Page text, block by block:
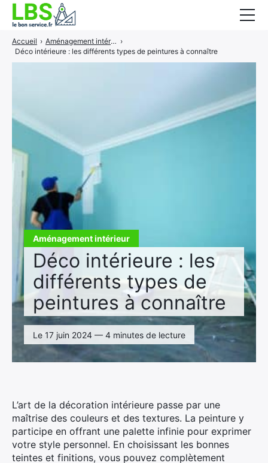
Aménagement intérieur
Déco intérieure : les
différents types de
peintures à connaître
Le 17 juin 2024 — 4 minutes de lecture
Accueil › Aménagement intérieur ›
Déco intérieure : les différents types de peintures à connaître
L’art de la décoration intérieure passe par une
maîtrise des couleurs et des textures. La peinture y
participe en offrant une palette infinie pour exprimer
votre style personnel. En choisissant les bonnes
teintes et finitions, vous pouvez complètement
Gros oeuvre
Piscine et jardin
Services associés